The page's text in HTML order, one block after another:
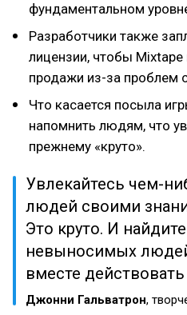
фундаментальном
Разработчики также
лицензии, чтобы
продажи из-за проблем
Что касается посыла
напомнить людям, что
прежнему «круто».
Увлекайтесь чем-
людей своими
Это круто. И
невыносимых
вместе
Джонни Гальватрон,